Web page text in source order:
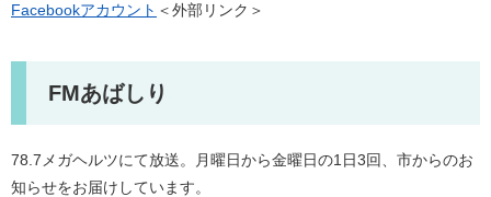
Facebookアカウント ＜外部リンク＞
FMあばしり
78.7メガヘルツにて放送。月曜日から金曜日の1日3回、市からのお
知らせをお届けしています。